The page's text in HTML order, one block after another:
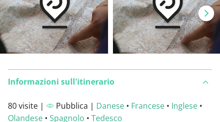
Informazioni sull'itinerario
80 visite | Pubblica | Danese • Francese • Inglese •
Olandese • Spagnolo • Tedesco